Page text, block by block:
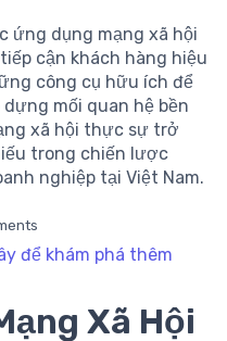
ứng dụng mạng xã hội
cận khách hàng hiệu
công cụ hữu ích để
mối quan hệ bền
xã hội thực sự trở
trong chiến lược
nghiệp tại Việt Nam.
để khám phá thêm
Xã Hội